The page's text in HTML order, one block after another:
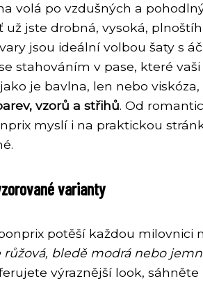
volá po vzdušných a
už jste drobná, vysoká,
jsou ideální volbou šaty s
stahováním v pase, které
je bavlna, len nebo
vzorů a střihů. Od
myslí i na praktickou
varianty
potěší každou milovnici
růžová, bledě modrá nebo
výraznější look,